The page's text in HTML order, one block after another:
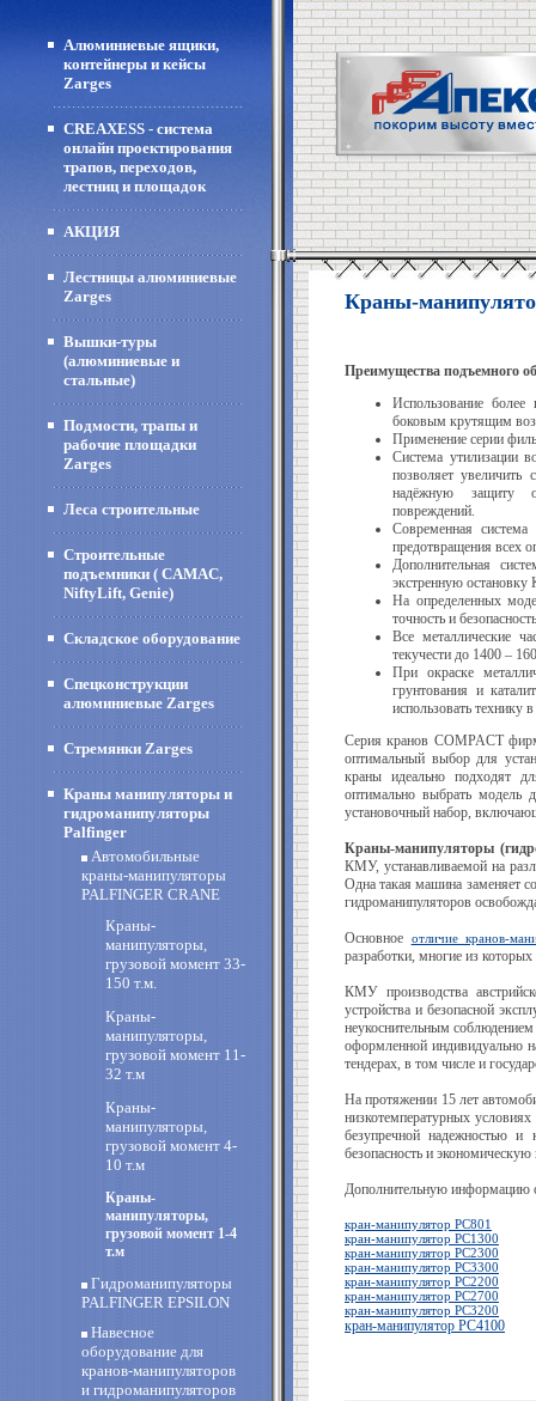
Алюминиевые ящики,
контейнеры и кейсы
Zarges
CREAXESS - система
онлайн проектирования
трапов, переходов,
лестниц и площадок
АКЦИЯ
Лестницы алюминиевые
Zarges
Вышки-туры
(алюминиевые и
стальные)
Подмости, трапы и
рабочие площадки
Zarges
Леса строительные
Строительные
подъемники ( CAMAC,
NiftyLift, Genie)
Складское оборудование
Спецконструкции
алюминиевые Zarges
Стремянки Zarges
Краны манипуляторы и
гидроманипуляторы
Palfinger
Автомобильные
краны-манипуляторы
PALFINGER CRANE
Краны-
манипуляторы,
грузовой момент 33-
150 т.м.
Краны-
манипуляторы,
грузовой момент 11-
32 т.м
Краны-
манипуляторы,
грузовой момент 4-
10 т.м
Краны-
манипуляторы,
грузовой момент 1-4
т.м
Гидроманипуляторы
PALFINGER EPSILON
Навесное
оборудование для
кранов-манипуляторов
и гидроманипуляторов
Краны-
Преимущества подъемного
Использование
боковым крутящим
Применение серии
Система утилизации
позволяет увеличить
надёжную защиту
повреждений.
Современная
предотвращения всех
Дополнительная
экстренную
На определенных
точность и
Все металлические
текучести до 1400 –
При окраске
грунтования и
использовать технику
Серия кранов COMPACT
оптимальный выбор для
краны идеально подходят
оптимально выбрать модель
установочный набор,
Краны-манипуляторы
КМУ, устанавливаемой на
Одна такая машина заменяет
гидроманипуляторов
Основное отличие кранов-
разработки, многие из
КМУ производства
устройства и безопасной
неукоснительным
оформленной индивидуально
тендерах, в том числе и
На протяжении 15 лет
низкотемпературных
безупречной надежностью и
безопасность и
Дополнительную информацию
кран-манипулятор PC801
кран-манипулятор PC1300
кран-манипулятор PC2300
кран-манипулятор PC3300
кран-манипулятор PC2200
кран-манипулятор PC2700
кран-манипулятор PC3200
кран-манипулятор PC4100